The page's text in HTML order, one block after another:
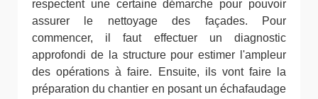
respectent une certaine démarche pour pouvoir
assurer le nettoyage des façades. Pour
commencer, il faut effectuer un diagnostic
approfondi de la structure pour estimer l'ampleur
des opérations à faire. Ensuite, ils vont faire la
préparation du chantier en posant un échafaudage